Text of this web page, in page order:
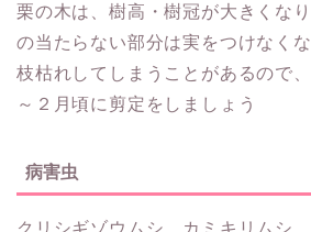
栗の木は、樹高・樹冠が大きくな
の当たらない部分は実をつけなく
枝枯れしてしまうことがあるので
～２月頃に剪定をしましょう
病害虫